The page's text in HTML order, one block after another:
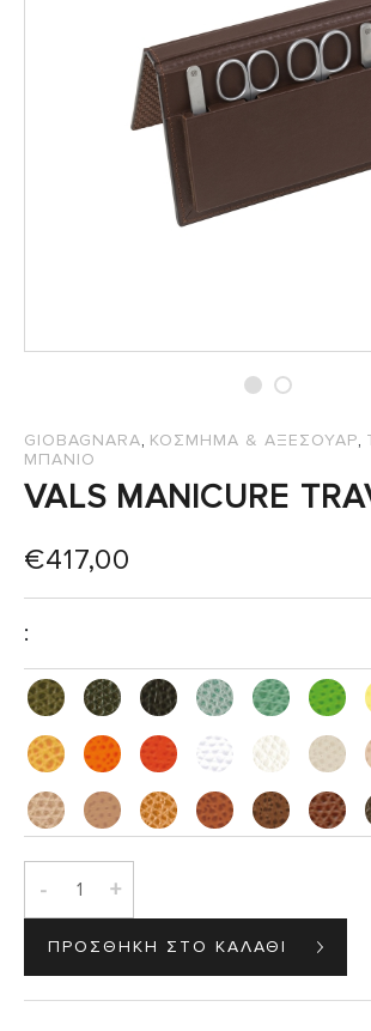
GIOBAGNARA, ΚΟΣΜΗΜΑ & ΑΞΕΣΟΥΑΡ,
ΜΠΑΝΙΟ
VALS MANICURE
€417,00
:
- +